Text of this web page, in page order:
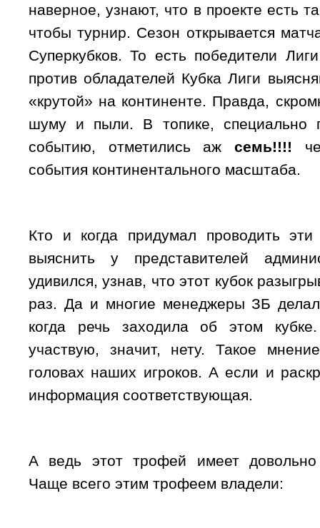
наверное, узнают, что в проекте есть
чтобы турнир. Сезон открывается
Суперкубков. То есть победители
против обладателей Кубка Лиги
«крутой» на континенте. Правда,
шуму и пыли. В топике, специально
событию, отметились аж семь!!!!
события континентального масштаба.
Кто и когда придумал проводить
выяснить у представителей
удивился, узнав, что этот кубок
раз. Да и многие менеджеры ЗБ
когда речь заходила об этом
участвую, значит, нету. Такое
головах наших игроков. А если и
информация соответствующая.
А ведь этот трофей имеет
Чаще всего этим трофеем владели: